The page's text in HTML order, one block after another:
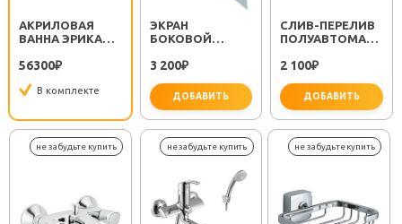
АКРИЛОВАЯ
ВАННА ЭРИКА
ГИДРОМАССАЖЕМ
56300₽
В комплекте
ЭКРАН
БОКОВОЙ
3 200₽
ДОБАВИТЬ
важно
CЛИВ-ПЕРЕЛИВ
ПОЛУАВТОМАТ
2 100₽
ДОБАВИТЬ